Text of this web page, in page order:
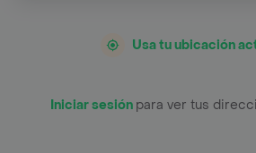
Usa tu ubicación
Iniciar sesión para ver tus